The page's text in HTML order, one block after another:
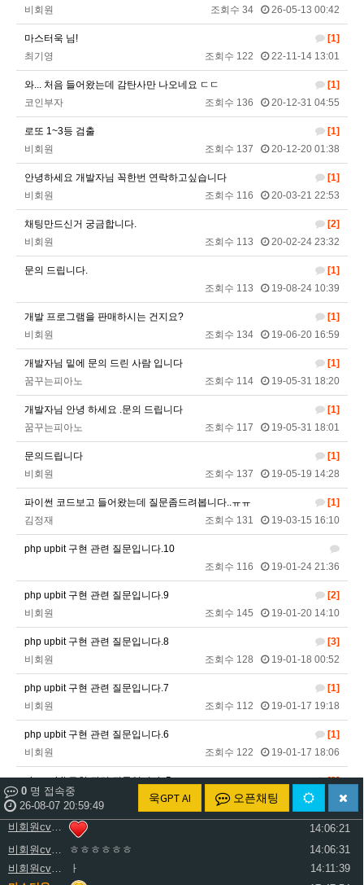
비회원
조회수 34 26-05-13 00:42
[1]
마스터욱 님!
최기영
조회수 122 22-11-14 13:01
[1]
와... 처음 들어왔는데 감탄사만 나오네요 ㄷㄷ
코인부자
조회수 136 20-12-31 04:55
[1]
로또 1~3등 검출
비회원
조회수 137 20-12-20 01:38
[1]
안녕하세요 개발자님 꼭한번 연락하고싶습니다
비회원
조회수 116 20-03-21 22:53
[2]
채팅만드신거 궁금합니다.
비회원
조회수 113 20-02-24 23:32
[1]
문의 드립니다.
조회수 113
19-08-24 10:39
[1]
개발 프로그램을 판매하시는 건지요?
비회원
조회수 134 19-06-20 16:59
[1]
개발자님 밑에 문의 드린 사람 입니다
꿈꾸는피아노
조회수 114 19-05-31 18:20
[1]
개발자님 안녕 하세요 .문의 드립니다
꿈꾸는피아노
조회수 117 19-05-31 18:01
[1]
문의드립니다
비회원
조회수 137 19-05-19 14:28
[1]
파이썬 코드보고 들어왔는데 질문좀드려봅니다..ㅠㅠ
김정재
조회수 131 19-03-15 16:10
php upbit 구현 관련 질문입니다.10
조회수 116
19-01-24 21:36
[2]
php upbit 구현 관련 질문입니다.9
비회원
조회수 145 19-01-20 14:10
[3]
php upbit 구현 관련 질문입니다.8
비회원
조회수 128 19-01-18 00:52
[1]
php upbit 구현 관련 질문입니다.7
비회원
조회수 112 19-01-17 19:18
[1]
php upbit 구현 관련 질문입니다.6
비회원
조회수 122 19-01-17 18:06
[3]
php upbit 구현 관련 질문입니다. 5
비회원
조회수 158 19-01-16 21:54
[2]
php upbit 구현 관련 질문입니다. 4
비회원
19-01-16 20:05
[1]
php upbit 구현 관련 질문입니다.3
0 명 접속중
26-08-07 20:59:49
욱GPT AI 오픈채팅
벌레세끼
10:59:00
2025년 09월 19일 금요일
비회원67de1qasc4tnqvqv155pp4l5if 워워 20:08:16
2025년 09월 22일 월요일
벌레세끼 16:11:47
2026년 01월 03일 토요일
비회원7dck40vnii67gh999kiubtnpip 14:37:56
2026년 01월 21일 수요일
비회원86967n2tb0iacdl6lpcidp6hm1 욜로PC방 15:38:57
2026년 03월 10일 화요일
비회원8e48be417jjo2ju090lv65fnf5 ㅎ2
10:41:14
비회원8e48be417jjo2ju090lv65fnf5
10:41:21
비회원8e48be417jjo2ju090lv65fnf5 일본인이 카레가 맛있으면 하는말은?
10:41:52
비회원8e48be417jjo2ju090lv65fnf5 와 카레 마시따!
10:41:56
마스터욱
카레 존마탱구리징 헤헤 11:58:03
2026년 05월 21일 목요일
비회원9tru8ld4qjt3dvl7a9mj7gn808 hk 17:25:29
2026년 06월 29일 월요일
비회원cv1rccvcel78c8euddvjfsl49j ㅣ
13:55:14
비회원cv1rccvcel78c8euddvjfsl49j
13:55:19
비회원cv1rccvcel78c8euddvjfsl49j ㅏ
13:55:22
비회원cv1rccvcel78c8euddvjfsl49j
13:55:34
비회원cv1rccvcel78c8euddvjfsl49j
13:55:34
비회원cv1rccvcel78c8euddvjfsl49j
13:55:34
비회원cv1rccvcel78c8euddvjfsl49j ㅓ
14:01:45
비회원cv1rccvcel78c8euddvjfsl49j
14:01:47
비회원cv1rccvcel78c8euddvjfsl49j ㅏ
14:01:52
비회원cv1rccvcel78c8euddvjfsl49j
14:02:06
비회원cv1rccvcel78c8euddvjfsl49j
비회원cv1rccvcel78c8euddvjfsl49j
14:02:14
비회원cv1rccvcel78c8euddvjfsl49j
14:06:19
비회원cv1rccvcel78c8euddvjfsl49j
14:06:21
비회원cv1rccvcel78c8euddvjfsl49j
ㅎㅎㅎㅎㅎㅎ
14:06:31
비회원cv1rccvcel78c8euddvjfsl49j
ㅏ
14:11:39